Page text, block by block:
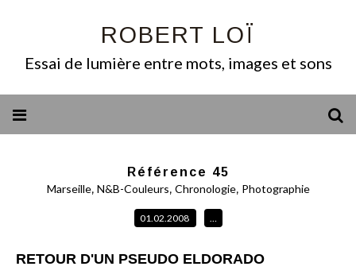
ROBERT LOÏ
Essai de lumière entre mots, images et sons
Référence 45
Marseille, N&B-Couleurs, Chronologie, Photographie
01.02.2008 …
RETOUR D'UN PSEUDO ELDORADO